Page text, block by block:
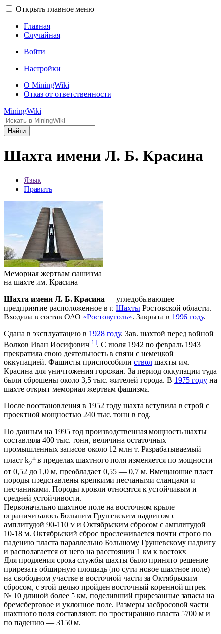
Открыть главное меню
Главная
Случайная
Войти
Настройки
О MiningWiki
Отказ от ответственности
MiningWiki
Найти
Шахта имени Л. Б. Красина
Язык
Править
Мемориал жертвам фашизма
на шахте им. Красина
Шахта имени Л. Б. Красина — угледобывающее
предприятие расположенное в г. Шахты Ростовской области.
Входила в состав ОАО «Ростовуголь». Закрыта в 1996 году.
Сдана в эксплуатацию в 1928 году. Зав. шахтой перед войной
Волков Иван Иосифович[1]. С июля 1942 по февраль 1943
прекратила свою деятельность в связи с немецкой
оккупацией. Фашисты приспособили ствол шахты им.
Красина для уничтожения горожан. За период оккупации туда
были сброшены около 3,5 тыс. жителей города. В 1975 году на
шахте открыт мемориал жертвам фашизма.
После восстановления в 1952 году шахта вступила в строй с
проектной мощностью 240 тыс. тонн в год.
По данным на 1995 год производственная мощность шахты
составляла 400 тыс. тонн, величина остаточных
промышленных запасов около 12 млн т. Разрабатываемый
пласт k2
н в пределах шахтного поля изменяется по мощности
от 0,52 до 1,0 м, преобладает 0,55 — 0,7 м. Вмещающие пласт
породы представлены крепкими песчаными сланцами и
песчаниками. Породы кровли относятся к устойчивым и
средней устойчивости.
Первоначально шахтное поле на восточном крыле
ограничивалось Большим Грушевским надвигом с
амплитудой 90-110 м и Октябрьским сбросом с амплитудой
10-18 м. Октябрьский сброс прослеживается почти строго по
падению пласта параллельно Большому Грушевскому надвигу
и располагается от него на расстоянии 1 км к востоку.
Для продления срока службы шахты было принято решение
прирезать обширную площадь (по сути новое шахтное поле)
на свободном участке в восточной части за Октябрьским
сбросом, с этой целью пройден восточный коренной штрек
№ 10 длиной более 5 км, поделивший прирезанные запасы на
бремсберговое и уклонное поле. Размеры засбросовой части
шахтного поля составляют: по простиранию пласта 5700 м и
по падению — 3150 м.